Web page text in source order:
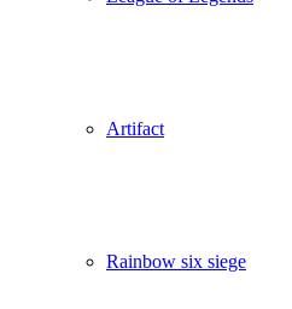
Artifact
Rainbow six siege